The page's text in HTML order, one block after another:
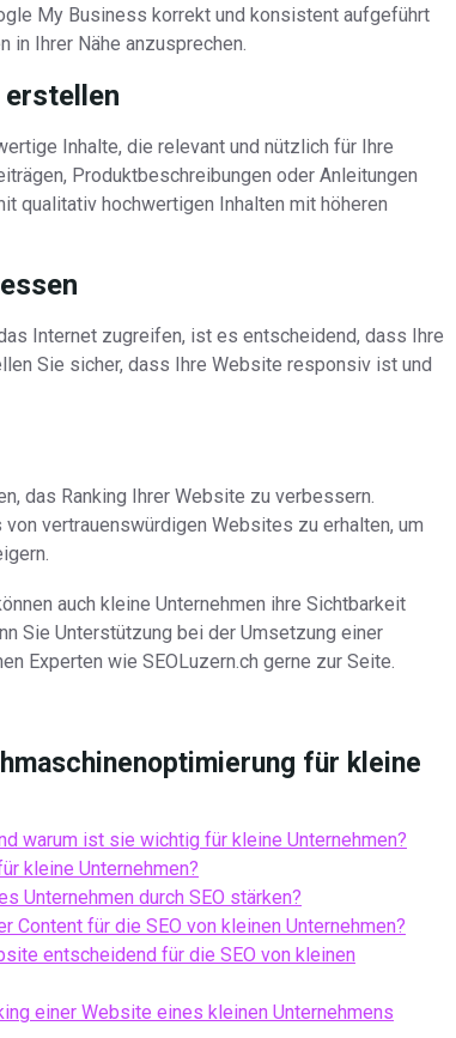
My Business korrekt und konsistent aufgeführt
in Ihrer Nähe anzusprechen.
Inhalte, die relevant und nützlich für Ihre
Produktbeschreibungen oder Anleitungen
qualitativ hochwertigen Inhalten mit höheren
Internet zugreifen, ist es entscheidend, dass Ihre
Sie sicher, dass Ihre Website responsiv ist und
das Ranking Ihrer Website zu verbessern.
vertrauenswürdigen Websites zu erhalten, um
auch kleine Unternehmen ihre Sichtbarkeit
Sie Unterstützung bei der Umsetzung einer
Experten wie SEOLuzern.ch gerne zur Seite.
für kleine
warum ist sie wichtig für kleine Unternehmen?
kleine Unternehmen?
Unternehmen durch SEO stärken?
Content für die SEO von kleinen Unternehmen?
entscheidend für die SEO von kleinen
einer Website eines kleinen Unternehmens